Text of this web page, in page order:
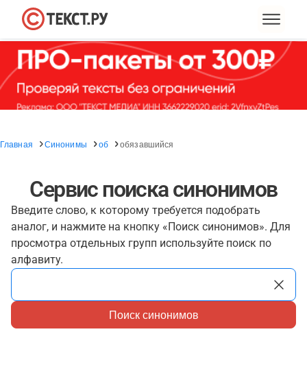
Главная Синонимы об обязавшийся
Сервис поиска синонимов
Введите слово, к которому требуется подобрать
аналог, и нажмите на кнопку «Поиск синонимов». Для
просмотра отдельных групп используйте поиск по
алфавиту.
Поиск синонимов